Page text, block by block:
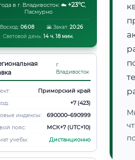
в г. Владивосток: ☁️ +23°C,
Пасмурно
06:08 🌇 Закат:20:26
Световой день: 14 ч. 18 мин.
г.
Владивосток
Приморский край
+7 (423)
индексы:
690000–690999
пояс:
МСК+7 (UTC+10)
учебы:
Дистанционно